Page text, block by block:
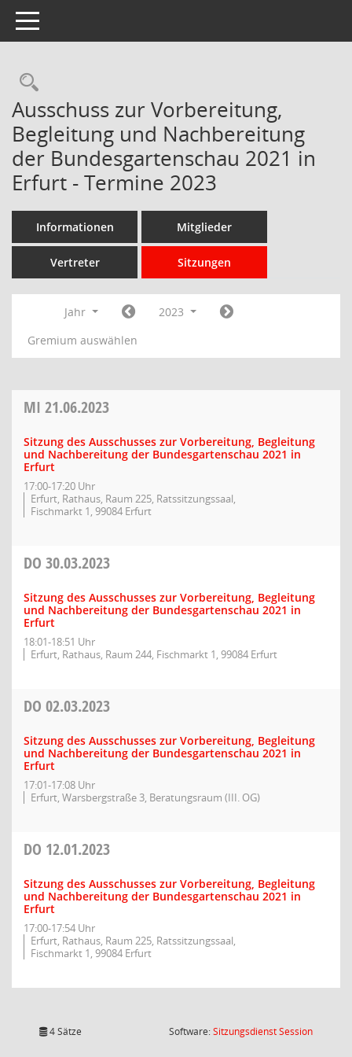
Toggle navigation
Rechercheauswahl
Ausschuss zur Vorbereitung,
Begleitung und Nachbereitung
der Bundesgartenschau 2021 in
Erfurt - Termine 2023
Informationen Mitglieder
Vertreter Sitzungen
Jahr
2023
Gremium auswählen
MI 21.06.2023
Sitzung des Ausschusses zur Vorbereitung, Begleitung
und Nachbereitung der Bundesgartenschau 2021 in
Erfurt
17:00-17:20 Uhr
Erfurt, Rathaus, Raum 225, Ratssitzungssaal,
Fischmarkt 1, 99084 Erfurt
DO 30.03.2023
Sitzung des Ausschusses zur Vorbereitung, Begleitung
und Nachbereitung der Bundesgartenschau 2021 in
Erfurt
18:01-18:51 Uhr
Erfurt, Rathaus, Raum 244, Fischmarkt 1, 99084 Erfurt
DO 02.03.2023
Sitzung des Ausschusses zur Vorbereitung, Begleitung
und Nachbereitung der Bundesgartenschau 2021 in
Erfurt
17:01-17:08 Uhr
Erfurt, Warsbergstraße 3, Beratungsraum (III. OG)
DO 12.01.2023
Sitzung des Ausschusses zur Vorbereitung, Begleitung
und Nachbereitung der Bundesgartenschau 2021 in
Erfurt
17:00-17:54 Uhr
Erfurt, Rathaus, Raum 225, Ratssitzungssaal,
Fischmarkt 1, 99084 Erfurt
4 Sätze Software:SitzungsdienstSession(Wird in